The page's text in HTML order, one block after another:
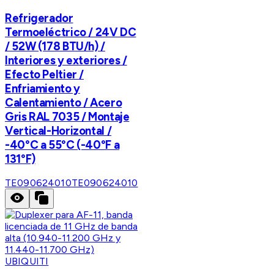
Refrigerador
Termoeléctrico / 24V DC
/ 52W (178 BTU/h) /
Interiores y exteriores /
Efecto Peltier /
Enfriamiento y
Calentamiento / Acero
Gris RAL 7035 / Montaje
Vertical-Horizontal /
-40°C a 55°C (-40°F a
131°F)
TE090624010TE090624010
UBIQUITI